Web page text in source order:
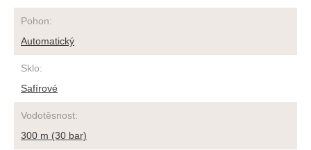
Pohon:
Automatický
Sklo:
Safírové
Vodotěsnost:
300 m (30 bar)